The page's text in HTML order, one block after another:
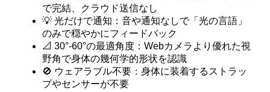
で完結、クラウド送信なし
💡 光だけで通知：音や通知なしで「光の言語」
のみで穏やかにフィードバック
📐 30°-60°の最適角度：Webカメラより優れた視
野角で身体の幾何学的形状を認識
🚫 ウェアラブル不要：身体に装着するストラッ
プやセンサーが不要